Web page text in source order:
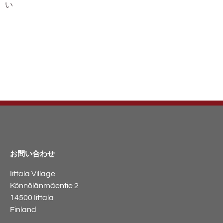
い
お問い合わせ
Iittala Village
Könnölänmäentie 2
14500 Iittala
Finland